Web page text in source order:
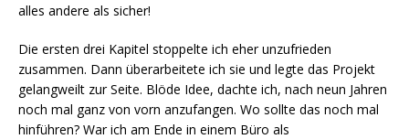
alles andere als sicher!
Die ersten drei Kapitel stoppelte ich eher unzufrieden
zusammen. Dann überarbeitete ich sie und legte das Projekt
gelangweilt zur Seite. Blöde Idee, dachte ich, nach neun Jahren
noch mal ganz von vorn anzufangen. Wo sollte das noch mal
hinführen? War ich am Ende in einem Büro als